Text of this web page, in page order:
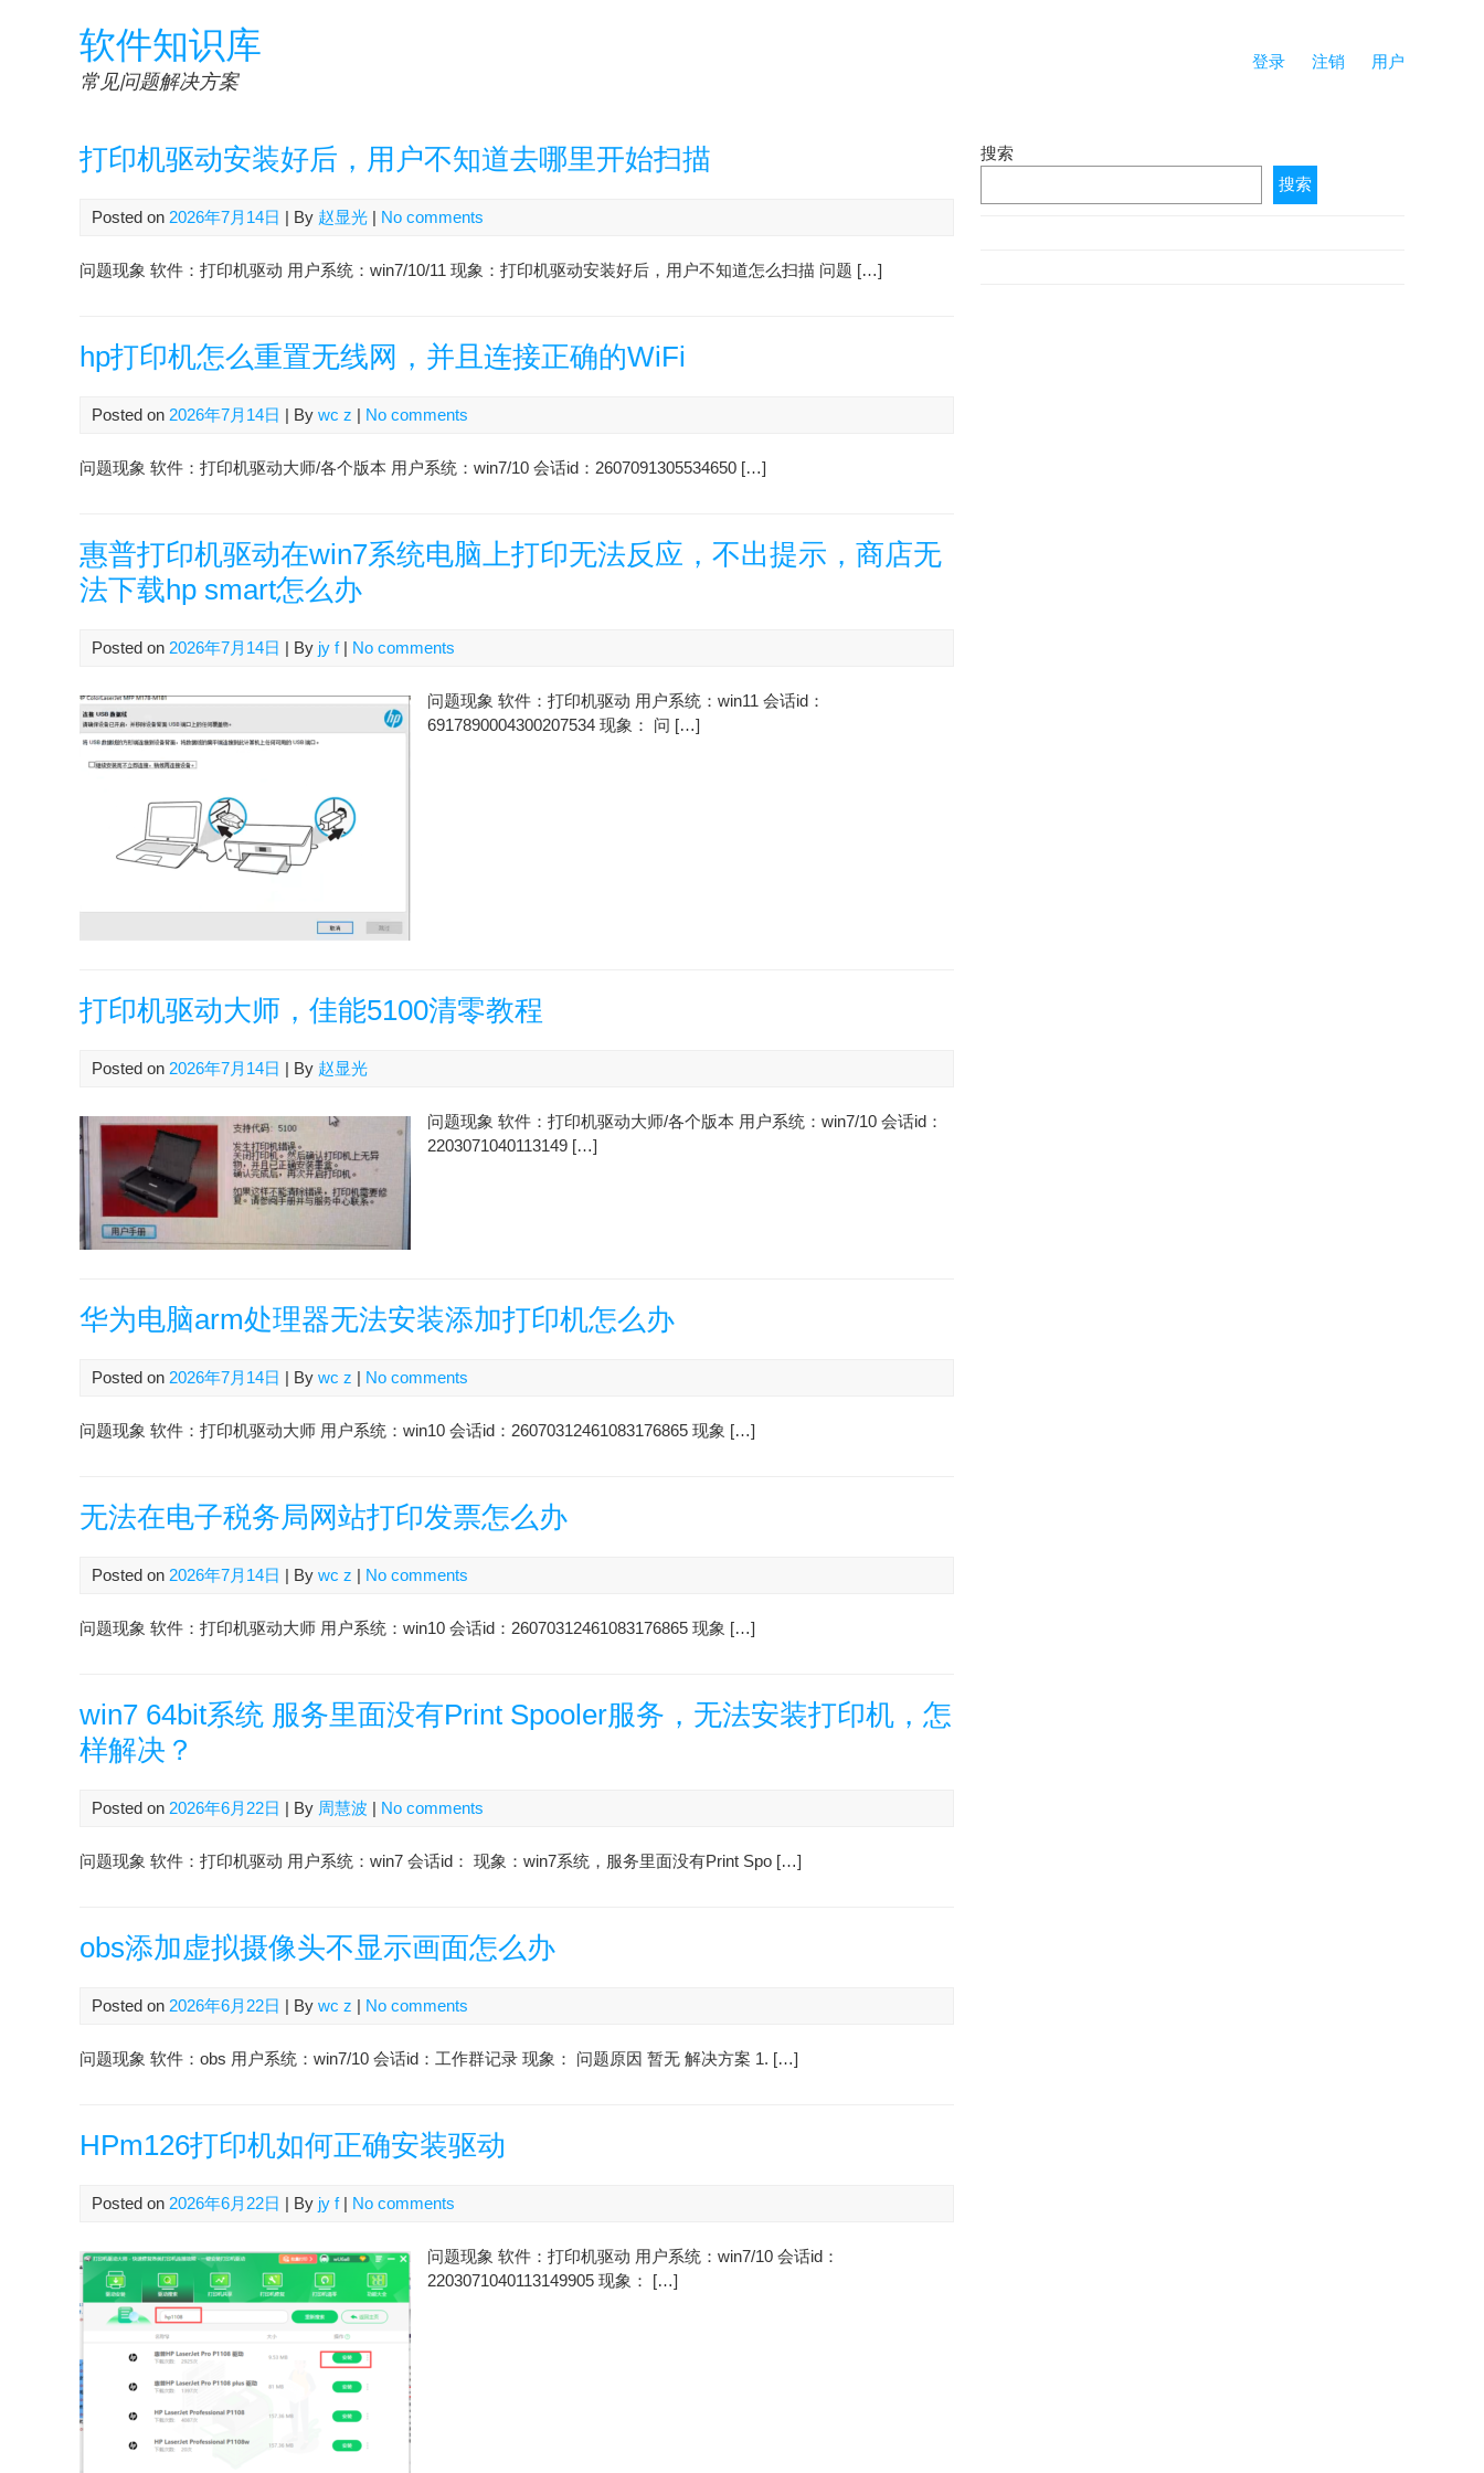
软件知识库
常见问题解决方案
登录 注销 用户
打印机驱动安装好后，用户不知道去哪里开始扫描
Posted on 2026年7月14日 | By 赵显光 | No comments
问题现象 软件：打印机驱动 用户系统：win7/10/11 现象：打印机驱动安装好后，用户不知道怎么扫描 问题 […]
hp打印机怎么重置无线网，并且连接正确的WiFi
Posted on 2026年7月14日 | By wc z | No comments
问题现象 软件：打印机驱动大师/各个版本 用户系统：win7/10 会话id：2607091305534650 […]
惠普打印机驱动在win7系统电脑上打印无法反应，不出提示，商店无
法下载hp smart怎么办
Posted on 2026年7月14日 | By jy f| No comments
问题现象 软件：打印机驱动 用户系统：win11 会话id：
6917890004300207534 现象： 问 […]
打印机驱动大师，佳能5100清零教程
Posted on 2026年7月14日 | By 赵显光
问题现象 软件：打印机驱动大师/各个版本 用户系统：win7/10 会话id：
2203071040113149 […]
华为电脑arm处理器无法安装添加打印机怎么办
Posted on 2026年7月14日 | By wc z | No comments
问题现象 软件：打印机驱动大师 用户系统：win10 会话id：26070312461083176865 现象 […]
无法在电子税务局网站打印发票怎么办
Posted on 2026年7月14日 | By wc z | No comments
问题现象 软件：打印机驱动大师 用户系统：win10 会话id：26070312461083176865 现象 […]
win7 64bit系统 服务里面没有Print Spooler服务，无法安装打印机，怎
样解决？
Posted on 2026年6月22日 | By 周慧波 | No comments
问题现象 软件：打印机驱动 用户系统：win7 会话id： 现象：win7系统，服务里面没有Print Spo […]
obs添加虚拟摄像头不显示画面怎么办
Posted on 2026年6月22日 | By wc z | No comments
问题现象 软件：obs 用户系统：win7/10 会话id：工作群记录 现象： 问题原因 暂无 解决方案 1. […]
HPm126打印机如何正确安装驱动
Posted on 2026年6月22日 | By jy f| No comments
问题现象 软件：打印机驱动 用户系统：win7/10 会话id：
2203071040113149905 现象： […]
搜索
搜索